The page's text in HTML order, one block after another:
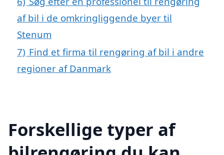
af bil i de omkringliggende byer til
Stenum
7) Find et firma til rengøring af bil i andre
regioner af Danmark
Forskellige typer af